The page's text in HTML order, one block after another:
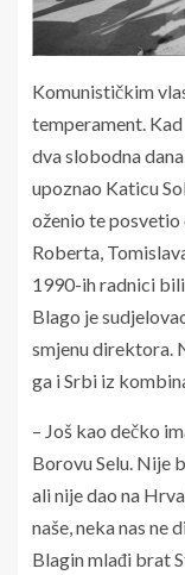
Komunističkim
temperament.
dva slobodna
upoznao Katicu
oženio te
Roberta,
1990-ih radnici
Blago je
smjenu direktora.
ga i Srbi iz
– Još kao dečko
Borovu Selu. Nije
ali nije dao na
naše, neka nas ne
Blagin mlađi brat